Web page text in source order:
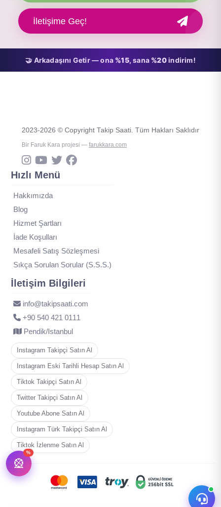
İletişime Geç!
🤝 Arkadaşını Getir — ona %15, sana %20indirim!
2023-2026 © Copyright Takip Saati. Tüm Hakları Saklıdır
Bir Faruk Kara projesi — farukkara.com
Hızlı Menü
Hakkımızda
Blog
Hizmet Şartları
İade Koşulları
Mesafeli Satış Sözleşmesi
Sıkça Sorulan Sorular (S.S.S.)
İletişim Bilgileri
info@takipsaati.com
‪+90 540 421 0111
Pendik/Istanbul
Instagram Takipçi Satın Al
Instagram Eski Tarihli Hesap Satın Al
Tiktok Takipçi Satın Al
Twitter Takipçi Satın Al
Youtube Abone Satın Al
Instagram Türk Takipçi Satın Al
Tiktok İzlenme Satın Al
🎡
%